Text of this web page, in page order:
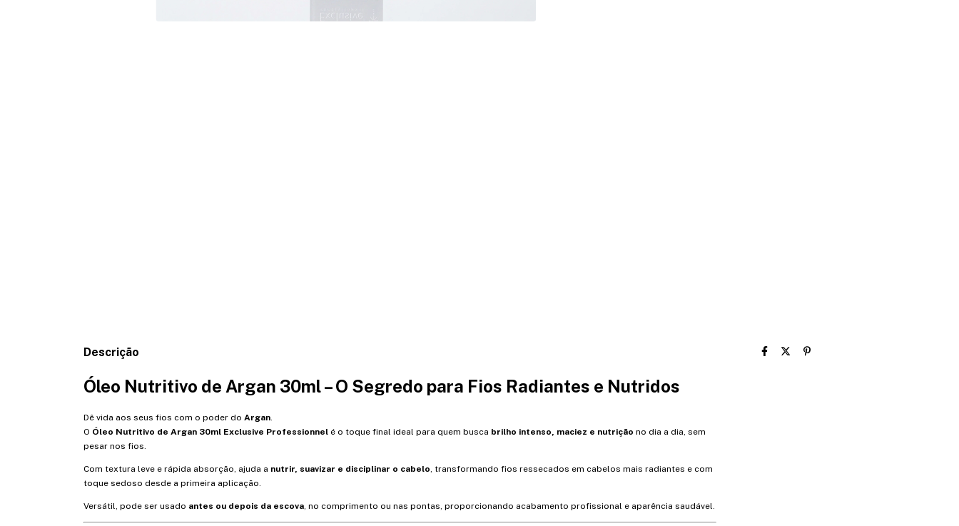
Descrição
Óleo Nutritivo de Argan 30ml – O Segredo para Fios Radiantes e Nutridos
Dê vida aos seus fios com o poder do Argan.
O Óleo Nutritivo de Argan 30ml Exclusive Professionnel é o toque final ideal para quem busca brilho intenso, maciez e nutrição no dia a dia, sem
pesar nos fios.
Com textura leve e rápida absorção, ajuda a nutrir, suavizar e disciplinar o cabelo, transformando fios ressecados em cabelos mais radiantes e com
toque sedoso desde a primeira aplicação.
Versátil, pode ser usado antes ou depois da escova, no comprimento ou nas pontas, proporcionando acabamento profissional e aparência saudável.